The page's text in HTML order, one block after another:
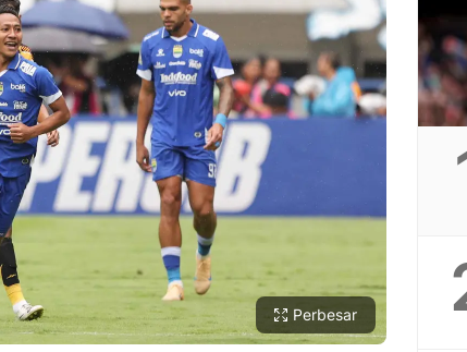
Copy Link
Perbesar